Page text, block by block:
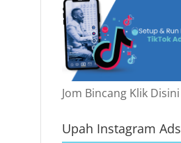
Jom Bincang Klik Disini
Upah Instagram Ads